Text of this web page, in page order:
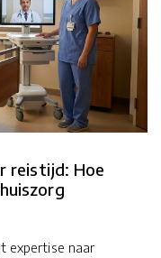
reistijd: Hoe
expertise naar